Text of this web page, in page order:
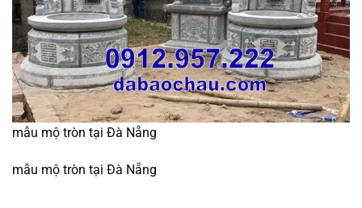
mẫu mộ tròn tại Đà Nẵng
mẫu mộ tròn tại Đà Nẵng